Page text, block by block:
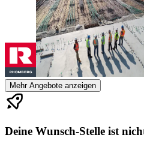
Mehr Angebote anzeigen
Deine Wunsch-Stelle ist